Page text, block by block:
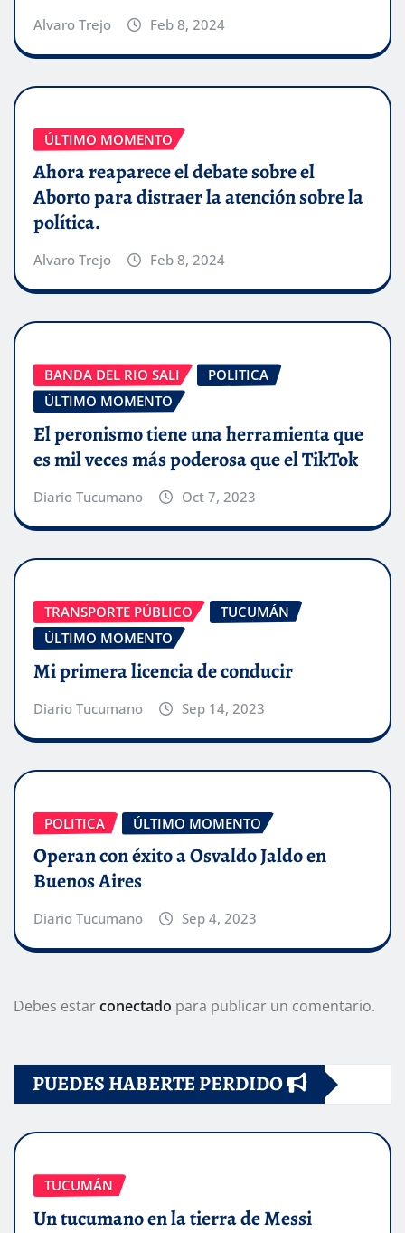
Alvaro Trejo Feb 8, 2024
ÚLTIMO MOMENTO
Ahora reaparece el debate sobre el
Aborto para distraer la atención sobre la
política.
Alvaro Trejo Feb 8, 2024
BANDA DEL RIO SALI
POLITICA
ÚLTIMO MOMENTO
El peronismo tiene una herramienta que
es mil veces más poderosa que el TikTok
Diario Tucumano Oct 7, 2023
TRANSPORTE PÚBLICO
TUCUMÁN
ÚLTIMO MOMENTO
Mi primera licencia de conducir
Diario Tucumano Sep 14, 2023
POLITICA ÚLTIMO MOMENTO
Operan con éxito a Osvaldo Jaldo en
Buenos Aires
Diario Tucumano Sep 4, 2023
Debes estarconectado para publicar un comentario.
PUEDES HABERTE PERDIDO
TUCUMÁN
Un tucumano en la tierra de Messi